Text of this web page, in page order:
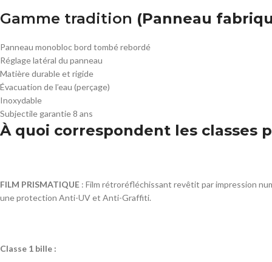
Gamme tradition (Panneau
Panneau monobloc bord tombé rebordé
Réglage latéral du panneau
Matière durable et rigide
Évacuation de l’eau (perçage)
Inoxydable
Subjectile garantie 8 ans
À quoi correspondent les classes
FILM PRISMATIQUE : Film rétroréfléchissant revêtit par impression
une protection Anti-UV et Anti-Graffiti.
Classe 1 bille :